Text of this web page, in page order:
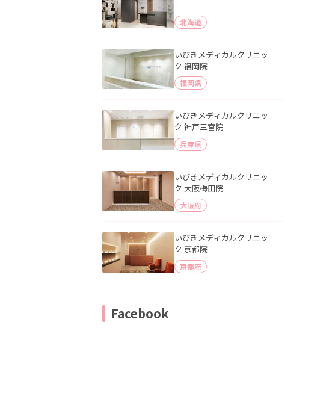
北海道
いびきメディカルクリニッ
ク 福岡院
福岡県
いびきメディカルクリニッ
ク 神戸三宮院
兵庫県
いびきメディカルクリニッ
ク 大阪梅田院
大阪府
いびきメディカルクリニッ
ク 京都院
京都府
Facebook